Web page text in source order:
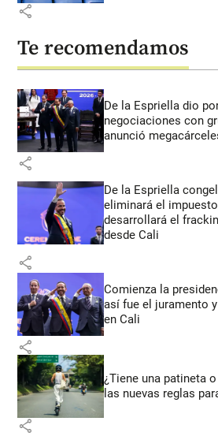
share
Te recomendamos
De la Espriella dio
negociaciones con
anunció
share
De la Espriella
eliminará el
desarrollará el
desde Cali
share
Comienza la
así fue el juramento
en Cali
share
¿Tiene una patineta
las nuevas reglas
share